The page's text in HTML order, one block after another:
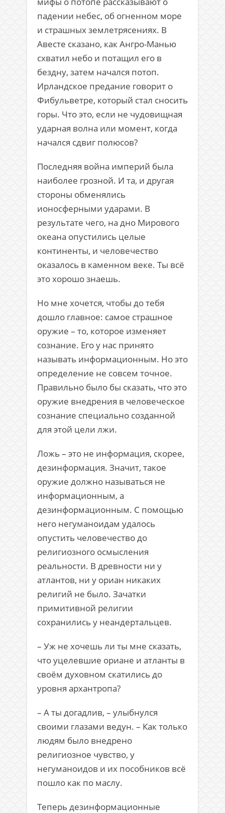
падении небес, об огненном море
и страшных землетрясениях. В
Авесте сказано, как Ангро-Манью
схватил небо и потащил его в
бездну, затем начался потоп.
Ирландское предание говорит о
Фибульветре, который стал сносить
горы. Что это, если не чудовищная
ударная волна или момент, когда
начался сдвиг полюсов?
Последняя война империй была
наиболее грозной. И та, и другая
стороны обменялись
ионосферными ударами. В
результате чего, на дно Мирового
океана опустились целые
континенты, и человечество
оказалось в каменном веке. Ты всё
это хорошо знаешь.
Но мне хочется, чтобы до тебя
дошло главное: самое страшное
оружие – то, которое изменяет
сознание. Его у нас принято
называть информационным. Но это
определение не совсем точное.
Правильно было бы сказать, что это
оружие внедрения в человеческое
сознание специально созданной
для этой цели лжи.
Ложь – это не информация, скорее,
дезинформация. Значит, такое
оружие должно называться не
информационным, а
дезинформационным. С помощью
него негуманоидам удалось
опустить человечество до
религиозного осмысления
реальности. В древности ни у
атлантов, ни у ориан никаких
религий не было. Зачатки
примитивной религии
сохранились у неандертальцев.
– Уж не хочешь ли ты мне сказать,
что уцелевшие ориане и атланты в
своём духовном скатились до
уровня архантропа?
– А ты догадлив, – улыбнулся
своими глазами ведун. – Как только
людям было внедрено
религиозное чувство, у
негуманоидов и их пособников всё
пошло как по маслу.
Теперь дезинформационные